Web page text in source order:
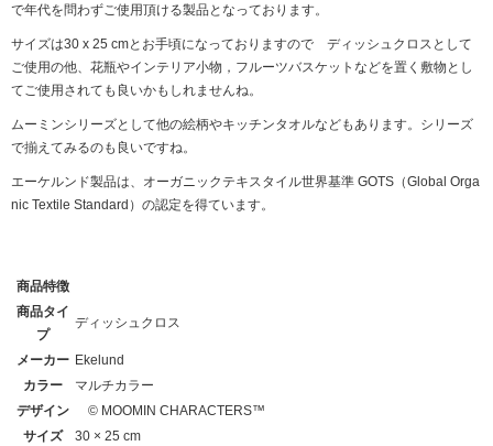
で年代を問わずご使用頂ける製品となっております。
サイズは30 x 25 cmとお手頃になっておりますので ディッシュクロスとして
ご使用の他、花瓶やインテリア小物，フルーツバスケットなどを置く敷物とし
てご使用されても良いかもしれませんね。
ムーミンシリーズとして他の絵柄やキッチンタオルなどもあります。シリーズ
で揃えてみるのも良いですね。
エーケルンド製品は、オーガニックテキスタイル世界基準 GOTS（Global Orga
nic Textile Standard）の認定を得ています。
商品特徴
商品タイ
プ
ディッシュクロス
メーカー Ekelund
カラー
マルチカラー
デザイン
© MOOMIN CHARACTERS™
サイズ
30 × 25 cm